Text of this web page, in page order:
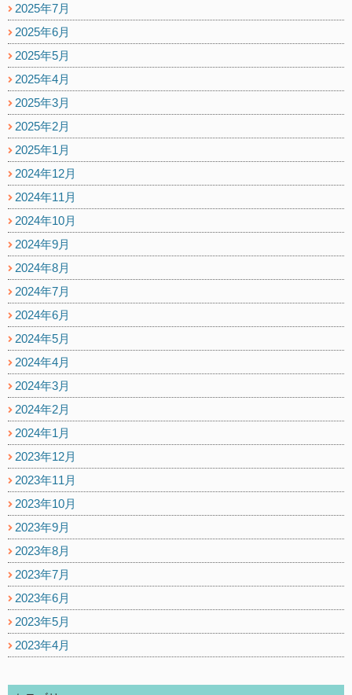
2025年7月
2025年6月
2025年5月
2025年4月
2025年3月
2025年2月
2025年1月
2024年12月
2024年11月
2024年10月
2024年9月
2024年8月
2024年7月
2024年6月
2024年5月
2024年4月
2024年3月
2024年2月
2024年1月
2023年12月
2023年11月
2023年10月
2023年9月
2023年8月
2023年7月
2023年6月
2023年5月
2023年4月